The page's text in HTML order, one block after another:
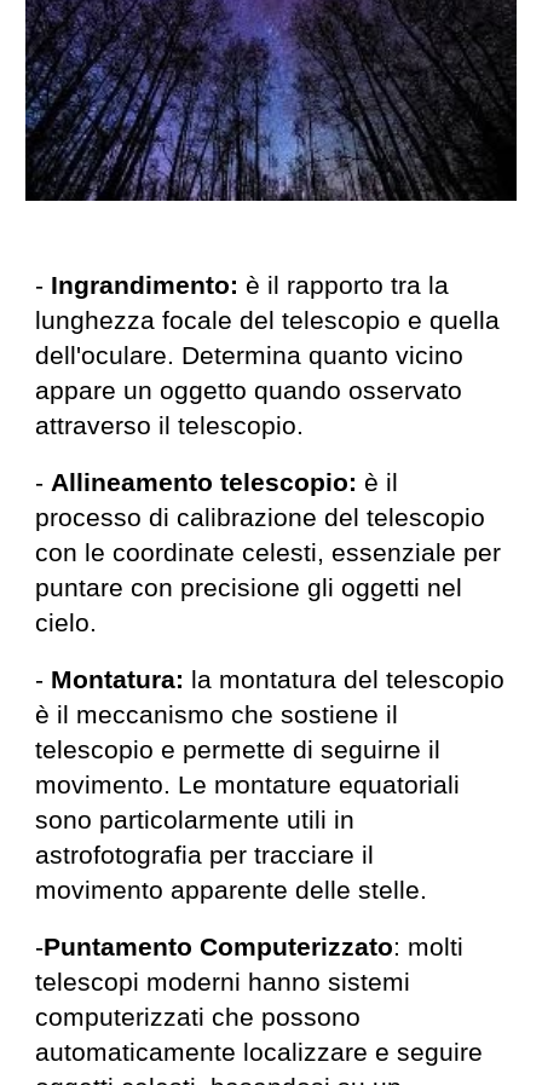
- Ingrandimento: è il rapporto tra la
lunghezza focale del telescopio e quella
dell'oculare. Determina quanto vicino
appare un oggetto quando osservato
attraverso il telescopio.
-Allineamento telescopio: è il
processo di calibrazione del telescopio
con le coordinate celesti, essenziale per
puntare con precisione gli oggetti nel
cielo.
- Montatura: la montatura del telescopio
è il meccanismo che sostiene il
telescopio e permette di seguirne il
movimento. Le montature equatoriali
sono particolarmente utili in
astrofotografia per tracciare il
movimento apparente delle stelle.
-Puntamento Computerizzato: molti
telescopi moderni hanno sistemi
computerizzati che possono
automaticamente localizzare e seguire